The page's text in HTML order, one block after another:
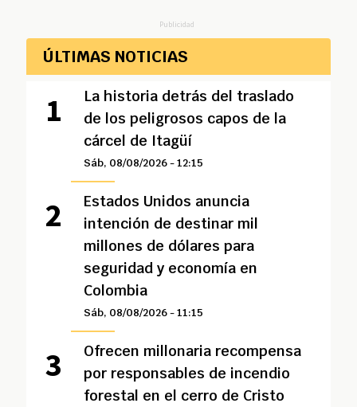
Publicidad
ÚLTIMAS NOTICIAS
La historia detrás del traslado
de los peligrosos capos de la
cárcel de Itagüí
Sáb, 08/08/2026 - 12:15
Estados Unidos anuncia
intención de destinar mil
millones de dólares para
seguridad y economía en
Colombia
Sáb, 08/08/2026 - 11:15
Ofrecen millonaria recompensa
por responsables de incendio
forestal en el cerro de Cristo